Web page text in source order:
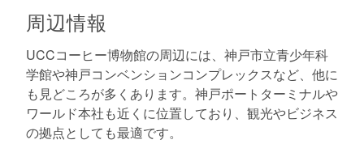
周辺情報
UCCコーヒー博物館の周辺には、神戸市立青少年科
学館や神戸コンベンションコンプレックスなど、他に
も見どころが多くあります。神戸ポートターミナルや
ワールド本社も近くに位置しており、観光やビジネス
の拠点としても最適です。